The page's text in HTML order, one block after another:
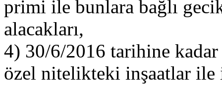
primi ile bunlara bağlı
alacakları,
4) 30/6/2016 tarihine
özel nitelikteki inşaatlar